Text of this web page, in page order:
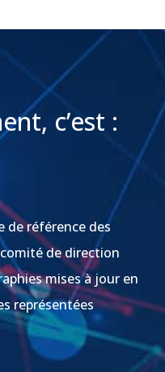
c’est :
de référence des
de direction
mises à jour en
représentées